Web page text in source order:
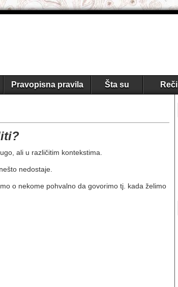
Pravopisna pravila Šta su Reči
ali u različitim kontekstima.
nedostaje.
o nekome pohvalno da govorimo tj. kada želimo